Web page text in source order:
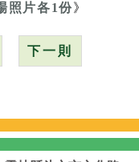
照片各1份》
下一則